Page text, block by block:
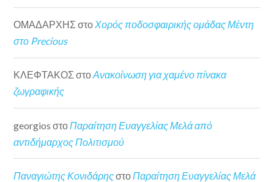
ΟΜΑΔΑΡΧΗΣ στοΧορός ποδοσφαιρικής ομάδας Μέντη
στο Precious
ΚΛΕΦΤΑΚΟΣ στοΑνακοίνωση για χαμένο πίνακα
ζωγραφικής
georgios στο Παραίτηση Ευαγγελίας Μελά από
αντιδήμαρχος Πολιτισμού
Παναγιώτης ΚονιδάρηςστοΠαραίτηση Ευαγγελίας Μελά